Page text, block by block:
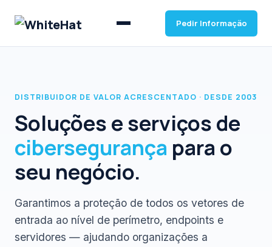
Pedir Informação
DISTRIBUIDOR DE VALOR ACRESCENTADO · DESDE 2003
Soluções e serviços de
cibersegurança para o
seu negócio.
Garantimos a proteção de todos os vetores de
entrada ao nível de perímetro, endpoints e
servidores — ajudando organizações a